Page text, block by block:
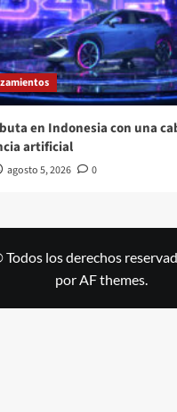
en Indonesia con una
artificial
agosto 5, 2026 0
los derechos
por AF themes.